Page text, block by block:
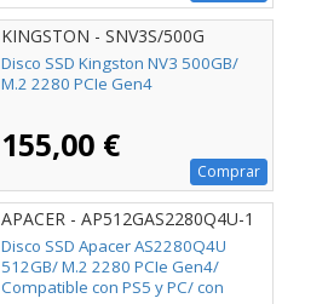
KINGSTON - SNV3S/500G
Disco SSD Kingston NV3 500GB/
M.2 2280 PCIe Gen4
155,00 €
Comprar
APACER - AP512GAS2280Q4U-1
Disco SSD Apacer AS2280Q4U
512GB/ M.2 2280 PCIe Gen4/
Compatible con PS5 y PC/ con